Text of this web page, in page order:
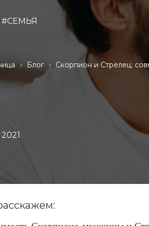
Блог Скорпион и Стрелец:
#СЕМЬЯ